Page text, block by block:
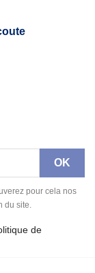
pour cela nos
du site.
de